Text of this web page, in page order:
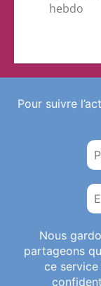
hebdo
Pour suivre
Nous
partageons
ce